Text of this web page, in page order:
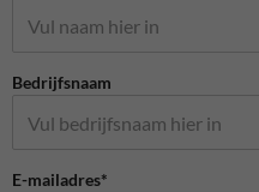
Bedrijfsnaam
E-mailadres*